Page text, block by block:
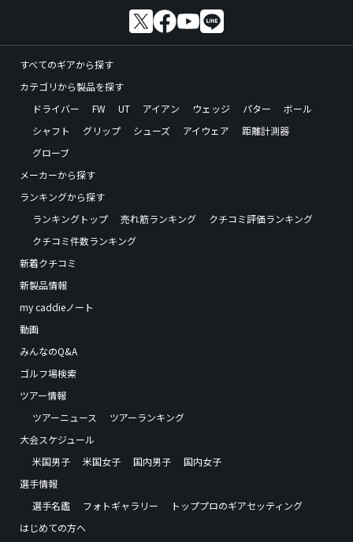
すべてのギアから探す
カテゴリから製品を探す
ドライバー
FW UT アイアン ウェッジ パター
ボール
シャフト
グリップ シューズ アイウェア
距離計測器
グローブ
メーカーから探す
ランキングから探す
ランキングトップ
売れ筋ランキング
クチコミ評価ランキング
クチコミ件数ランキング
新着クチコミ
新製品情報
my caddieノート
動画
みんなのQ&A
ゴルフ場検索
ツアー情報
ツアーニュース
ツアーランキング
大会スケジュール
米国男子
米国女子 国内男子
国内女子
選手情報
選手名鑑
フォトギャラリー
トッププロのギアセッティング
はじめての方へ